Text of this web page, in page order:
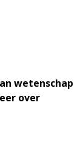
wetenschap
over